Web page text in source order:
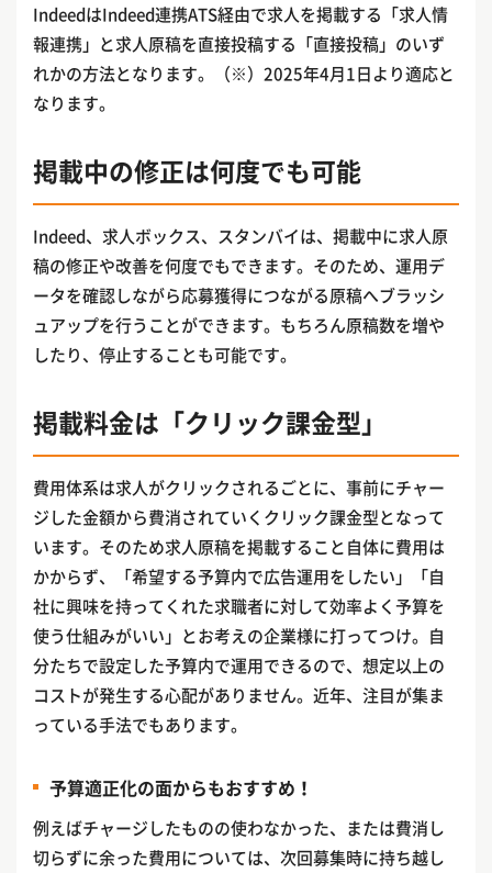
IndeedはIndeed連携ATS経由で求人を掲載する「求人情
報連携」と求人原稿を直接投稿する「直接投稿」のいず
れかの方法となります。（※）2025年4月1日より適応と
なります。
掲載中の修正は何度でも可能
Indeed、求人ボックス、スタンバイは、掲載中に求人原
稿の修正や改善を何度でもできます。そのため、運用デ
ータを確認しながら応募獲得につながる原稿へブラッシ
ュアップを行うことができます。もちろん原稿数を増や
したり、停止することも可能です。
掲載料金は「クリック課金型」
費用体系は求人がクリックされるごとに、事前にチャー
ジした金額から費消されていくクリック課金型となって
います。そのため求人原稿を掲載すること自体に費用は
かからず、「希望する予算内で広告運用をしたい」「自
社に興味を持ってくれた求職者に対して効率よく予算を
使う仕組みがいい」とお考えの企業様に打ってつけ。自
分たちで設定した予算内で運用できるので、想定以上の
コストが発生する心配がありません。近年、注目が集ま
っている手法でもあります。
予算適正化の面からもおすすめ！
例えばチャージしたものの使わなかった、または費消し
切らずに余った費用については、次回募集時に持ち越し